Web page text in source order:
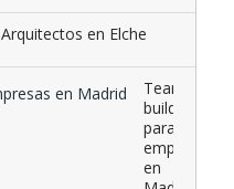
Arquitectos en Elche
Team
building
para
empresas
en